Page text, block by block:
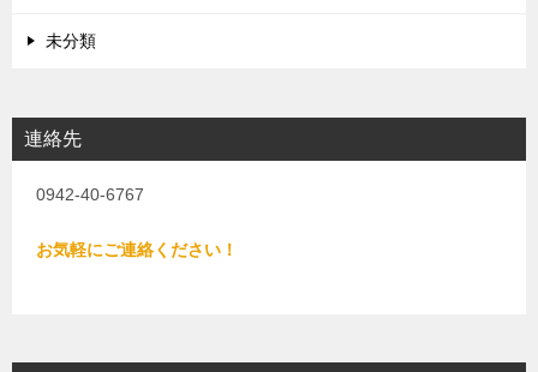
未分類
連絡先
0942-40-6767
お気軽にご連絡ください！